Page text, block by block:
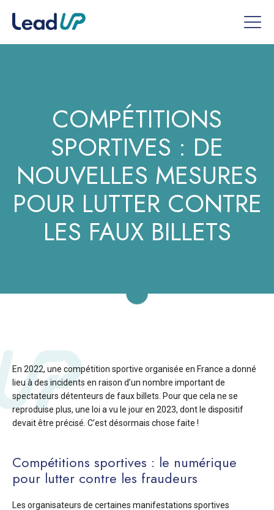
COMPÉTITIONS
SPORTIVES : DE
NOUVELLES MESURES
POUR LUTTER CONTRE
LES FAUX BILLETS
En 2022, une compétition sportive organisée en France a donné
lieu à des incidents en raison d’un nombre important de
spectateurs détenteurs de faux billets. Pour que cela ne se
reproduise plus, une loi a vu le jour en 2023, dont le dispositif
devait être précisé. C’est désormais chose faite !
Compétitions sportives : le numérique
pour lutter contre les fraudeurs
Les organisateurs de certaines manifestations sportives